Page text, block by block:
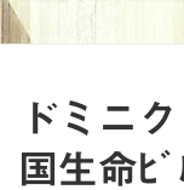
ドミニ
国生命